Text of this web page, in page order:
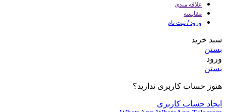
علاقه مندی
مقایسه
ورود / ثبت نام
سبد خرید
بستن
ورود
بستن
هنوز حساب کاربری ندارید؟
ایجاد حساب کاربری